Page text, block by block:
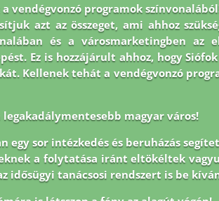
vendégvonzó programok
azt az összeget, ami ahhoz
és a városmarketingben az
Ez is hozzájárult ahhoz, hogy
Kellenek tehát a vendégvonzó
legakadálymentesebb magyar város!
egy sor intézkedés és beruházás
a folytatása iránt eltökéltek
idősügyi tanácsosi rendszert is be